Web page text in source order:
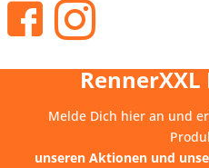
Melde Dich hier an und
unseren Aktionen und